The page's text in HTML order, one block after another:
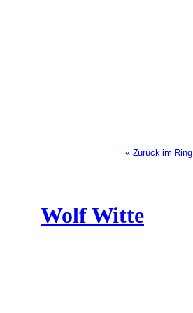
« Zurück im Ring
Wolf Witte